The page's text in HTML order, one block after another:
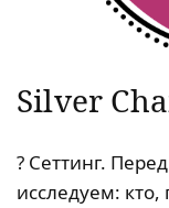
Silver
? Сеттинг.
исследуем: кто,